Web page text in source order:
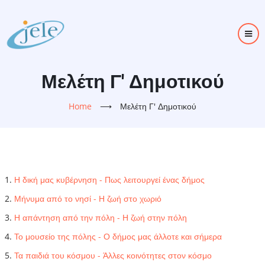
main
content
Μελέτη Γ' Δημοτικού
Home ⟶ Μελέτη Γ' Δημοτικού
Η δική μας κυβέρνηση - Πως λειτουργεί ένας δήμος
Μήνυμα από το νησί - Η ζωή στο χωριό
Η απάντηση από την πόλη - Η ζωή στην πόλη
Το μουσείο της πόλης - Ο δήμος μας άλλοτε και σήμερα
Τα παιδιά του κόσμου - Άλλες κοινότητες στον κόσμο